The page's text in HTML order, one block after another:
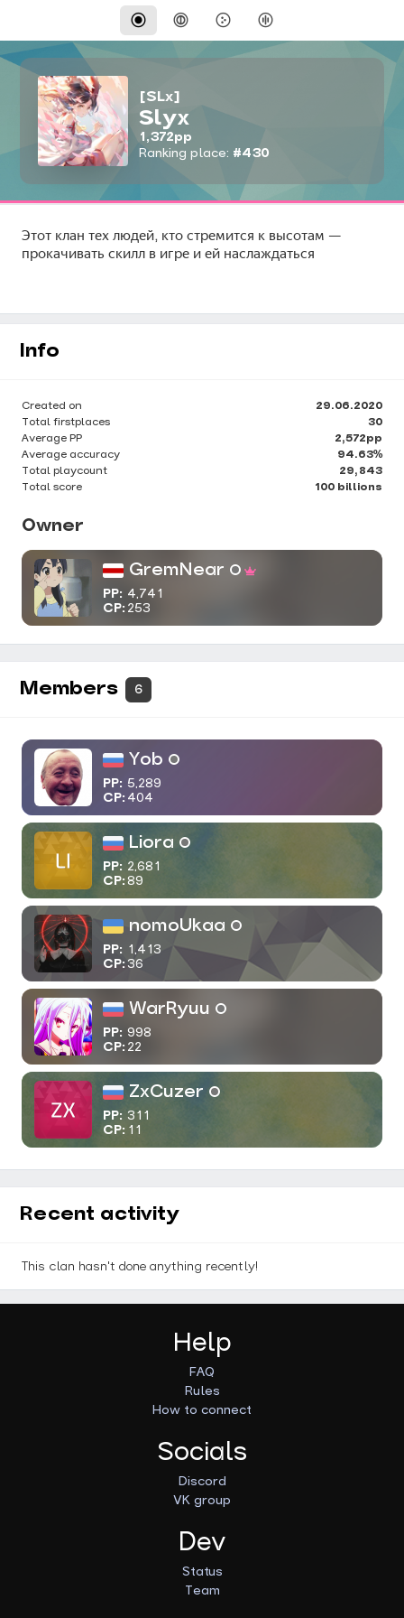
[SLx]
Slyx
1,372pp
Ranking place: #430
Этот клан тех людей, кто стремится к высотам —
прокачивать скилл в игре и ей наслаждаться
Info
Created on
29.06.2020
Total firstplaces
30
Average PP
2,572pp
Average accuracy
94.63%
Total playcount
29,843
Total score
100 billions
Owner
GremNear
PP:4,741
CP:253
Members 6
Yob
PP: 5,289
CP:404
Liora
PP: 2,681
CP:89
nomoUkaa
PP: 1,413
CP:36
WarRyuu
PP: 998
CP:22
ZxCuzer
PP: 311
CP:11
Recent activity
This clan hasn't done anything recently!
Help
FAQ
Rules
How to connect
Socials
Discord
VK group
Dev
Status
Team